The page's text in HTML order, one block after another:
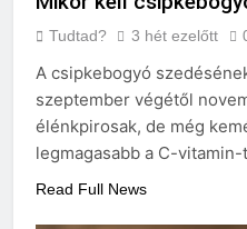
Tudtad? 3 hét ezelőtt
A csipkebogyó
szeptember végétől
élénkpirosak, de még
legmagasabb a C-
Read Full News